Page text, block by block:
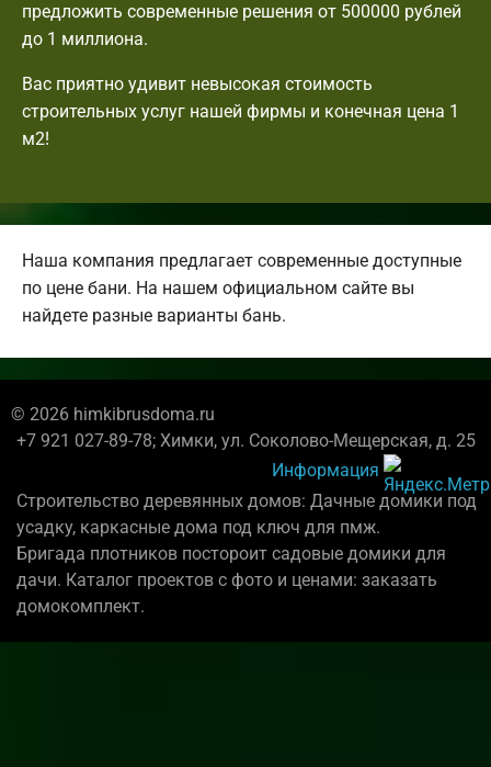
предложить современные решения от 500000 рублей
до 1 миллиона.
Вас приятно удивит невысокая стоимость
строительных услуг нашей фирмы и конечная цена 1
м2!
Наша компания предлагает современные доступные
по цене бани. На нашем официальном сайте вы
найдете разные варианты бань.
© 2026 himkibrusdoma.ru
+7 921 027-89-78; Химки, ул. Соколово-Мещерская, д. 25
Информация
Строительство деревянных домов: Дачные домики под
усадку, каркасные дома под ключ для пмж.
Бригада плотников постороит садовые домики для
дачи. Каталог проектов с фото и ценами: заказать
домокомплект.